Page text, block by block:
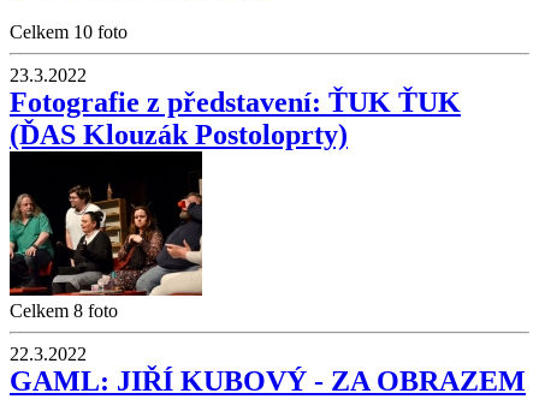
Celkem 10 foto
23.3.2022
Fotografie z představení: ŤUK ŤUK
(ĎAS Klouzák Postoloprty)
Celkem 8 foto
22.3.2022
GAML: JIŘÍ KUBOVÝ - ZA OBRAZEM